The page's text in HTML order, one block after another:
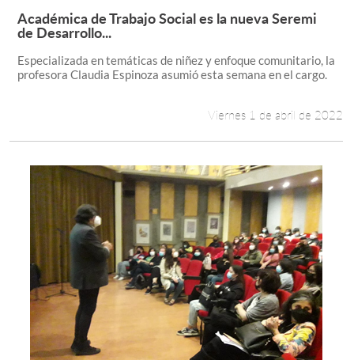
Leer más +
Académica de Trabajo Social es la nueva Seremi
de Desarrollo...
Especializada en temáticas de niñez y enfoque comunitario, la
profesora Claudia Espinoza asumió esta semana en el cargo.
Viernes 1 de abril de 2022